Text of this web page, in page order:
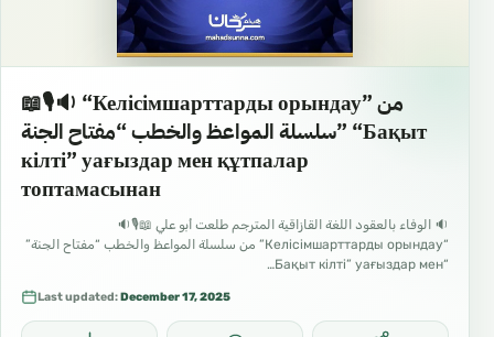
📖🎙🔉 “Келісімшарттарды орындау” من
سلسلة المواعظ والخطب “مفتاح الجنة” “Бақыт
кілті” уағыздар мен құтпалар
топтамасынан
🔉 الوفاء بالعقود اللغة القازاقية المترجم طلعت أبو علي 📖🎙🔉
“Келісімшарттарды орындау” من سلسلة المواعظ والخطب “مفتاح الجنة”
“Бақыт кілті” уағыздар мен…
Last updated:December 17, 2025